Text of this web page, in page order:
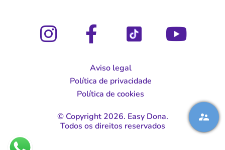
Aviso legal
Política de privacidade
Política de cookies
© Copyright 2026. Easy Dona.
Todos os direitos reservados